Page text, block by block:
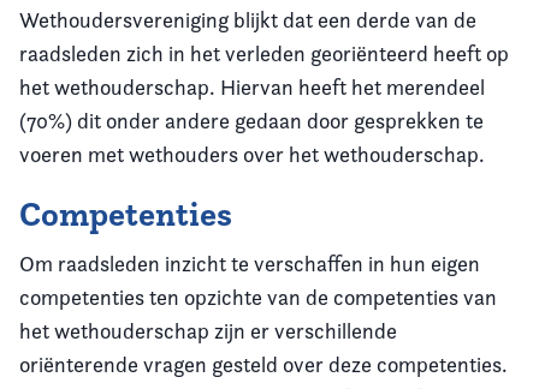
Wethoudersvereniging blijkt dat een derde van de
raadsleden zich in het verleden georiënteerd heeft op
het wethouderschap. Hiervan heeft het merendeel
(70%) dit onder andere gedaan door gesprekken te
voeren met wethouders over het wethouderschap.
Competenties
Om raadsleden inzicht te verschaffen in hun eigen
competenties ten opzichte van de competenties van
het wethouderschap zijn er verschillende
oriënterende vragen gesteld over deze competenties.